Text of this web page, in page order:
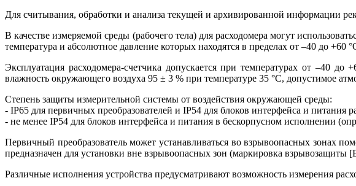
Для считывания, обработки и анализа текущей и архивированной информации
В качестве измеряемой среды (рабочего те­ла) для расходомера могут
температура и абсолютное давление которых находятся в пределах от –40 до +60
Эксплуатация расходомера-счетчика допускается при температурах от –40
влажность окружающего воздуха 95 ± 3 % при температуре 35 °C, допустимое
Степень защиты измерительной системы от воздействия окружающей среды:
- IP65 для первичных преобразователей и IP54 для блоков интерфейса и
- не менее IP54 для блоков интерфейса и питания в бескорпусном исполнении
Первичный преобразователь может устанавливаться во взрывоопасных
предназначен для установки вне взрывоопасных зон (маркировка взрывозащиты
Различные исполнения устройства предусматривают возможность измерения